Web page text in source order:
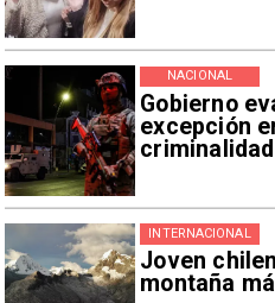
Gobierno
excepción
criminalidad
NACIONAL
Joven
montaña
INTERNACIONAL